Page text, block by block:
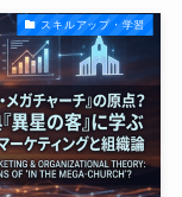
スキルアップ・学習